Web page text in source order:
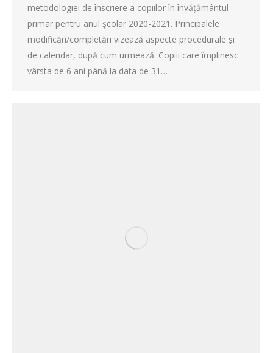
metodologiei de înscriere a copiilor în învățământul
primar pentru anul școlar 2020-2021. Principalele
modificări/completări vizează aspecte procedurale și
de calendar, după cum urmează: Copiii care împlinesc
vârsta de 6 ani până la data de 31…